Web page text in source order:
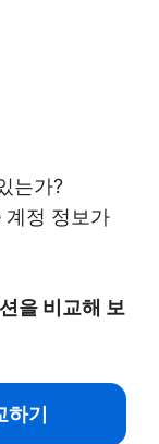
는가?
계정 정보가
을 비교해 보
기